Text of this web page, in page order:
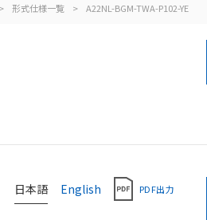
> 形式仕様一覧 > A22NL-BGM-TWA-P102-YE
日本語 English PDF出力